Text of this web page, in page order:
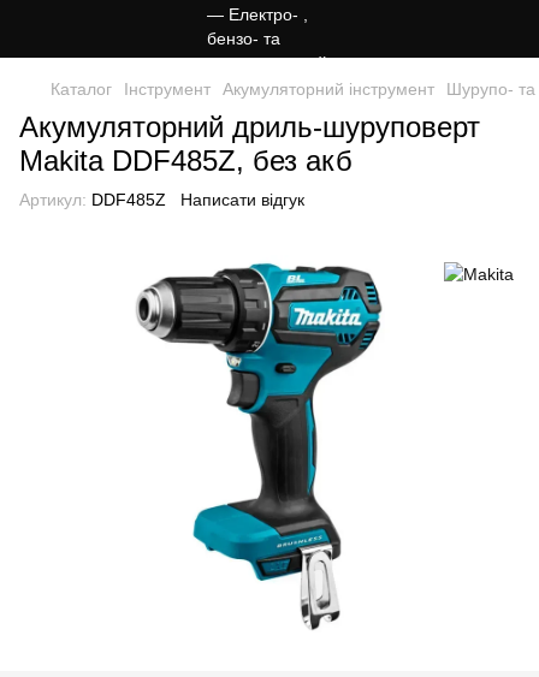
Каталог Інструмент Акумуляторний інструмент Шурупо- та
Акумуляторний дриль-шуруповерт
Makita DDF485Z, без акб
Артикул: DDF485Z Написати відгук